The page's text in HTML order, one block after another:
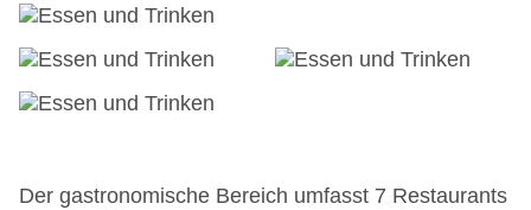
Landeskategorie: 3 Sterne
Der gastronomische Bereich umfasst 7 Restaurants